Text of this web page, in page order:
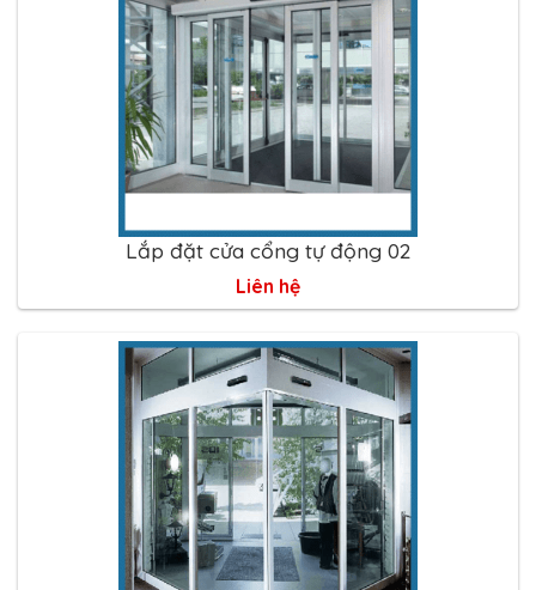
Lắp đặt cửa cổng tự động 02
Liên hệ